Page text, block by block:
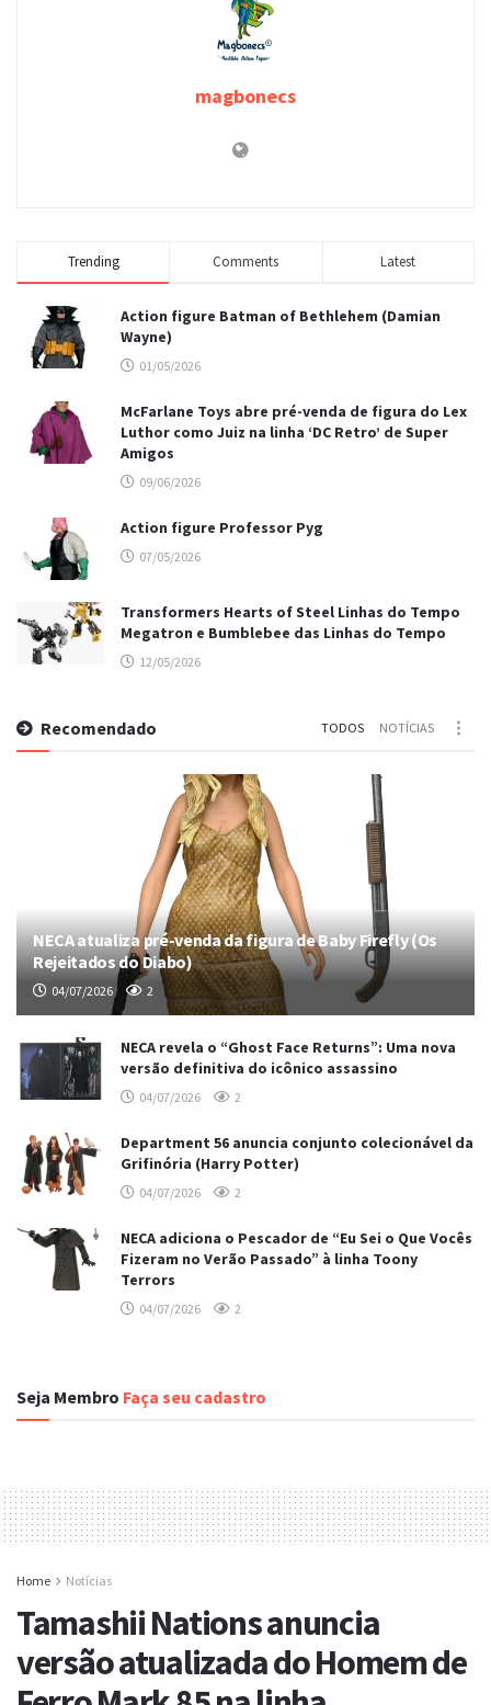
magbonecs
Trending Comments Latest
Action figure Batman of Bethlehem (Damian
Wayne)
01/05/2026
McFarlane Toys abre pré-venda de figura do Lex
Luthor como Juiz na linha ‘DC Retro’ de Super
Amigos
09/06/2026
Action figure Professor Pyg
07/05/2026
Transformers Hearts of Steel Linhas do Tempo
Megatron e Bumblebee das Linhas do Tempo
12/05/2026
Recomendado TODOS NOTÍCIAS
NECA atualiza pré-venda da figura de Baby Firefly (Os
Rejeitados do Diabo)
04/07/2026 2
NECA revela o “Ghost Face Returns”: Uma nova
versão definitiva do icônico assassino
04/07/2026 2
Department 56 anuncia conjunto colecionável da
Grifinória (Harry Potter)
04/07/2026 2
NECA adiciona o Pescador de “Eu Sei o Que Vocês
Fizeram no Verão Passado” à linha Toony
Terrors
04/07/2026 2
Seja Membro Faça seu cadastro
Home Notícias
Tamashii Nations anuncia
versão atualizada do Homem de